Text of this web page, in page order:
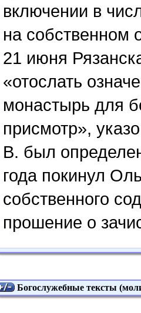
включении в
на собственном
21 июня
«отослать
монастырь для
присмотр»,
В. был
года покинул
собственного
прошение о
Богослужебные тексты